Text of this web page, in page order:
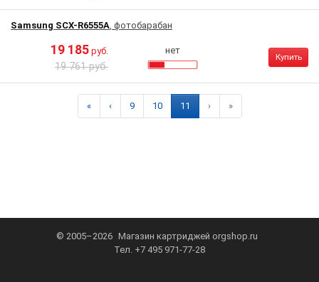
Samsung SCX-R6555A, фотобарабан
19 185 руб.
19 761 руб.
нет
Купить
« ‹ 9 10 11 › »
© 2005–2026 Магазин картриджей orgshop.ru
Тел. +7 495 971-77-28